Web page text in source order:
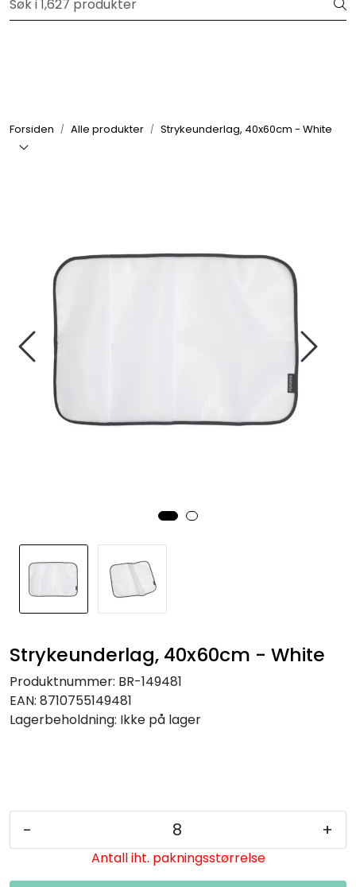
Skip to main contentVelkommen til vår forhandlerportal
Forsiden Alle produkter Strykeunderlag, 40x60cm - White
Strykeunderlag, 40x60cm - White
Produktnummer: BR-149481
EAN: 8710755149481
Lagerbeholdning: Ikke på lager
- +
Antall iht. pakningsstørrelse
Om oss